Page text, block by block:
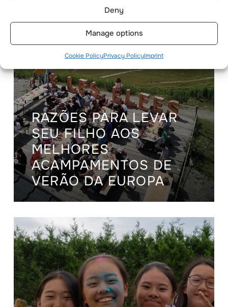
Deny
Manage options
Cookie PolicyPrivacy PolicyImprint
RAZÕES PARA LEVAR
SEU FILHO AOS
MELHORES
ACAMPAMENTOS DE
VERÃO DA EUROPA